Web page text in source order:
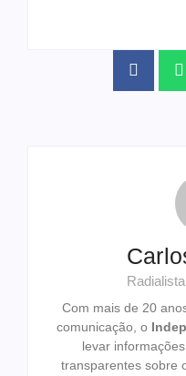
Com mais de 20
comunicação, o
levar
transparentes sobre